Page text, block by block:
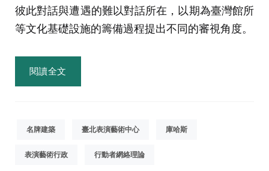
彼此對話與遭遇的難以對話所在，以期為臺灣館所
等文化基礎設施的籌備過程提出不同的審視角度。
閱讀全文
名牌建築 臺北表演藝術中心 庫哈斯
表演藝術行政 行動者網絡理論